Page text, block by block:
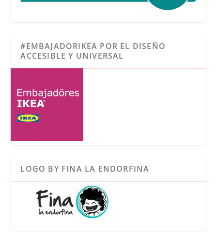
#EMBAJADORIKEA POR EL DISEÑO
ACCESIBLE Y UNIVERSAL
LOGO BY FINA LA ENDORFINA